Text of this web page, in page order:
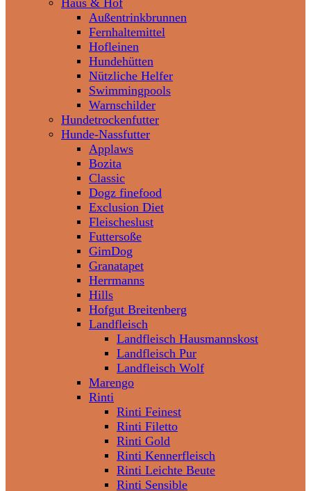
Haus & Hof
Außentrinkbrunnen
Fernhaltemittel
Hofleinen
Hundehütten
Nützliche Helfer
Swimmingpools
Warnschilder
Hundetrockenfutter
Hunde-Nassfutter
Applaws
Bozita
Classic
Dogz finefood
Exclusion Diet
Fleischeslust
Futtersoße
GimDog
Granatapet
Herrmanns
Hills
Hofgut Breitenberg
Landfleisch
Landfleisch Hausmannskost
Landfleisch Pur
Landfleisch Wolf
Marengo
Rinti
Rinti Feinest
Rinti Filetto
Rinti Gold
Rinti Kennerfleisch
Rinti Leichte Beute
Rinti Sensible